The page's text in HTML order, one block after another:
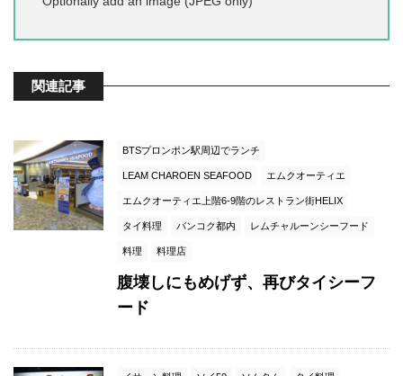
関連記事
BTSプロンポン駅周辺でランチ
LEAM CHAROEN SEAFOOD エムクオーティエ
エムクオーティエ上階6-9階のレストラン街HELIX
タイ料理 バンコク都内 レムチャルーンシーフード
料理 料理店
腹壊しにもめげず、再びタイシーフ
ード